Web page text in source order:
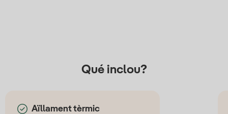
Qué inclou?
Aïllament tèrmic